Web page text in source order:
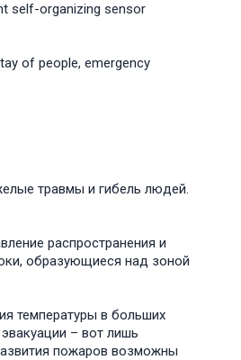
self-organizing sensor
of people, emergency
травмы и гибель людей.
распространения и
образующиеся над зоной
температуры в больших
– вот лишь
пожаров возможны